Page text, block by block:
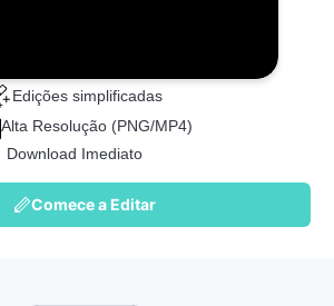
Edições simplificadas
Alta Resolução (PNG/MP4)
Download Imediato
Comece a Editar